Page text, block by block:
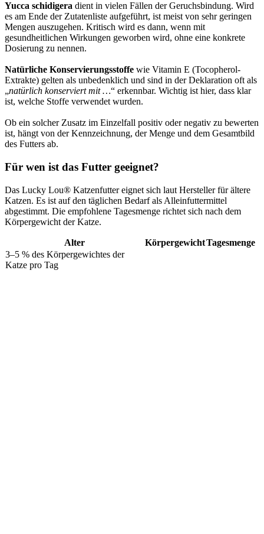
Yucca schidigera dient in vielen Fällen der Geruchsbindung. Wird
es am Ende der Zutatenliste aufgeführt, ist meist von sehr geringen
Mengen auszugehen. Kritisch wird es dann, wenn mit
gesundheitlichen Wirkungen geworben wird, ohne eine konkrete
Dosierung zu nennen.
Natürliche Konservierungsstoffe wie Vitamin E (Tocopherol-
Extrakte) gelten als unbedenklich und sind in der Deklaration oft als
„natürlich konserviert mit …“ erkennbar. Wichtig ist hier, dass klar
ist, welche Stoffe verwendet wurden.
Ob ein solcher Zusatz im Einzelfall positiv oder negativ zu bewerten
ist, hängt von der Kennzeichnung, der Menge und dem Gesamtbild
des Futters ab.
Für wen ist das Futter geeignet?
Das Lucky Lou® Katzenfutter eignet sich laut Hersteller für ältere
Katzen. Es ist auf den täglichen Bedarf als Alleinfuttermittel
abgestimmt. Die empfohlene Tagesmenge richtet sich nach dem
Körpergewicht der Katze.
Alter KörpergewichtTagesmenge
3–5 % des Körpergewichtes der
Katze pro Tag